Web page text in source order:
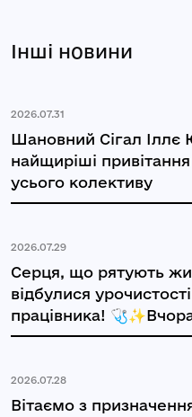
Інші новини
2026.07.31
Шановний Сігал
найщиріші
усього колективу
2026.07.29
Серця, що рятують
відбулися
працівника!
2026.07.28
Вітаємо з